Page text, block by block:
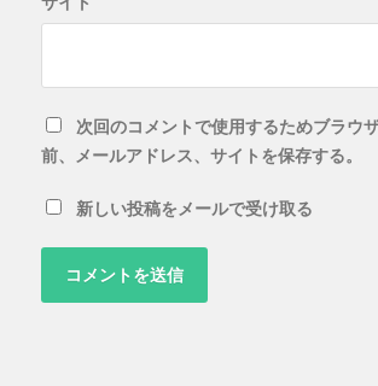
次回のコメントで使用するためブラウ
前、メールアドレス、サイトを保存する。
新しい投稿をメールで受け取る